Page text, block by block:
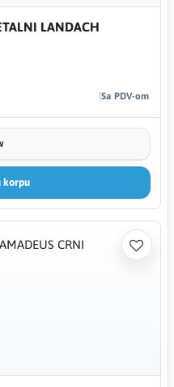
LANDACH
Sa PDV-om
korpu